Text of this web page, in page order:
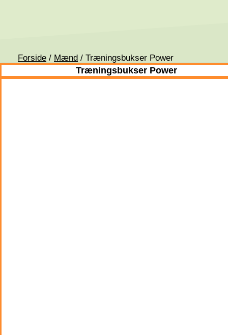
Forside / Mænd / Træningsbukser Power
Træningsbukser Power